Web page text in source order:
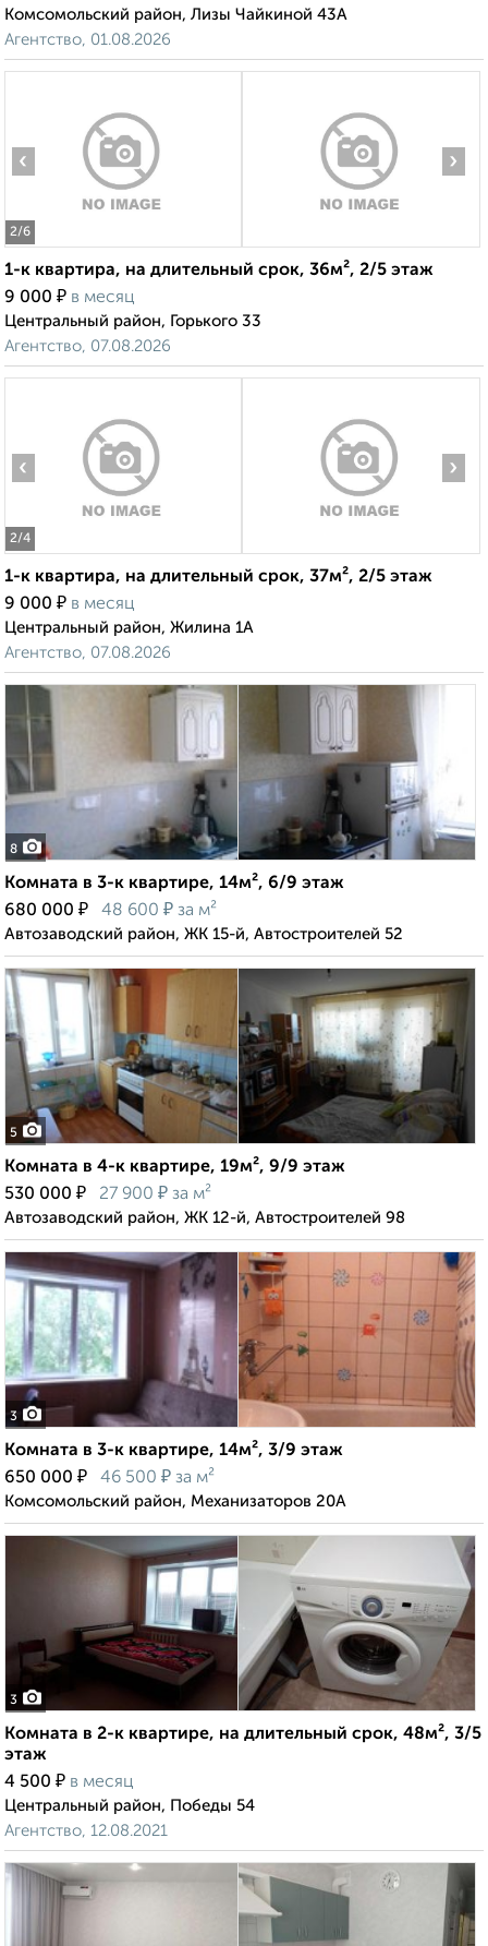
Комсомольский район, Лизы Чайкиной 43А
Агентство, 01.08.2026
2/6
‹ ›
1-к квартира, на длительный срок, 36м², 2/5 этаж
9 000 ₽ в месяц
Центральный район, Горького 33
Агентство, 07.08.2026
2/4
‹ ›
1-к квартира, на длительный срок, 37м², 2/5 этаж
9 000 ₽ в месяц
Центральный район, Жилина 1А
Агентство, 07.08.2026
8
Комната в 3-к квартире, 14м², 6/9 этаж
680 000 ₽ 48 600 ₽ за м²
Автозаводский район, ЖК 15-й, Автостроителей 52
5
Комната в 4-к квартире, 19м², 9/9 этаж
530 000 ₽ 27 900 ₽ за м²
Автозаводский район, ЖК 12-й, Автостроителей 98
3
Комната в 3-к квартире, 14м², 3/9 этаж
650 000 ₽ 46 500 ₽ за м²
Комсомольский район, Механизаторов 20А
3
Комната в 2-к квартире, на длительный срок, 48м², 3/5
этаж
4 500 ₽ в месяц
Центральный район, Победы 54
Агентство, 12.08.2021